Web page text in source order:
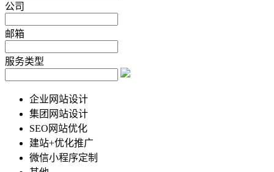
公司
邮箱
服务类型
企业网站设计
集团网站设计
SEO网站优化
建站+优化推广
微信小程序定制